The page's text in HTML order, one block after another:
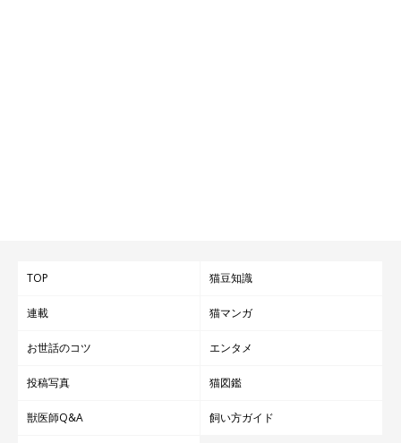
文／柴田おまめ
TOP 猫豆知識
連載 猫マンガ
お世話のコツ エンタメ
投稿写真 猫図鑑
獣医師Q&A 飼い方ガイド